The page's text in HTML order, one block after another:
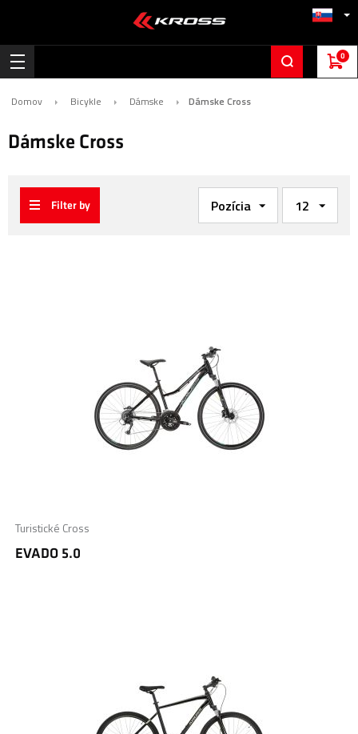
0
Domov Bicykle Dámske Dámske Cross
Dámske Cross
Filter by
Turistické Cross
EVADO 5.0